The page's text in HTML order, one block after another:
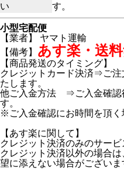
い
す。
小型宅配便
【業者】 ヤマト運輸
【備考】 あす楽・送
【商品発送のタイミング】
クレジットカード決済⇒ご注
たします。
他ご入金方法 ⇒ご入金確認
す。
※ご入金確認にお時間を頂く
【あす楽に関して】
クレジット決済のみのサービ
クレジット決済以外の場合
望に添えない場合がございま